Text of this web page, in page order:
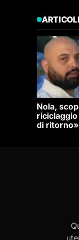
Nola,
di ritorno»